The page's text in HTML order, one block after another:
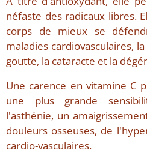
néfaste des radicaux libres.
corps de mieux se
maladies cardiovasculaires,
goutte, la cataracte et la
Une carence en vitamine C
une plus grande
l'asthénie, un
douleurs osseuses, de
cardio-vasculaires.